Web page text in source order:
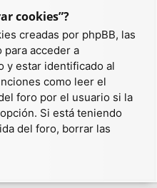
cookies”?
creadas por phpBB, las
acceder a
y estar identificado al
como leer el
foro por el usuario si la
Si está teniendo
del foro, borrar las